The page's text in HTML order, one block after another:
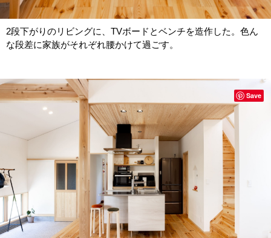
2段下がりのリビングに、TVボードとベンチを造作した。色ん
な段差に家族がそれぞれ腰かけて過ごす。
Save